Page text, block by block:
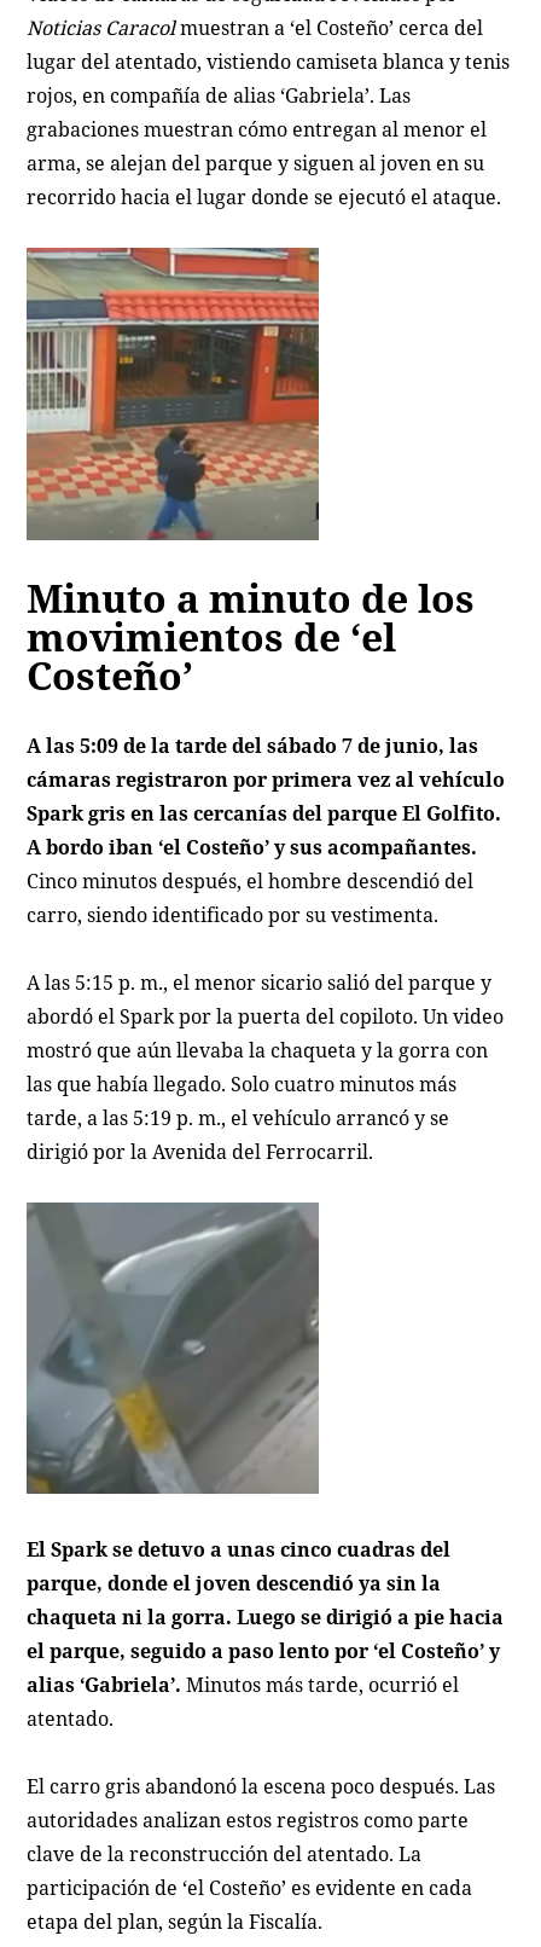
Noticias Caracolmuestran a ‘el Costeño’ cerca del
lugar del atentado, vistiendo camiseta blanca y tenis
rojos, en compañía de alias ‘Gabriela’. Las
grabaciones muestran cómo entregan al menor el
arma, se alejan del parque y siguen al joven en su
recorrido hacia el lugar donde se ejecutó el ataque.
Minuto a minuto de los
movimientos de ‘el
Costeño’
A las 5:09 de la tarde del sábado 7 de junio, las
cámaras registraron por primera vez al vehículo
Spark gris en las cercanías del parque El Golfito.
A bordo iban ‘el Costeño’ y sus acompañantes.
Cinco minutos después, el hombre descendió del
carro, siendo identificado por su vestimenta.
A las 5:15 p. m., el menor sicario salió del parque y
abordó el Spark por la puerta del copiloto. Un video
mostró que aún llevaba la chaqueta y la gorra con
las que había llegado. Solo cuatro minutos más
tarde, a las 5:19 p. m., el vehículo arrancó y se
dirigió por la Avenida del Ferrocarril.
El Spark se detuvo a unas cinco cuadras del
parque, donde el joven descendió ya sin la
chaqueta ni la gorra. Luego se dirigió a pie hacia
el parque, seguido a paso lento por ‘el Costeño’ y
alias ‘Gabriela’.Minutos más tarde, ocurrió el
atentado.
El carro gris abandonó la escena poco después. Las
autoridades analizan estos registros como parte
clave de la reconstrucción del atentado. La
participación de ‘el Costeño’ es evidente en cada
etapa del plan, según la Fiscalía.